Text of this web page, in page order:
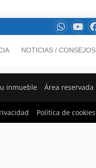
NOTICIAS / CONSEJOS
inmueble Área reservada
Política de cookies